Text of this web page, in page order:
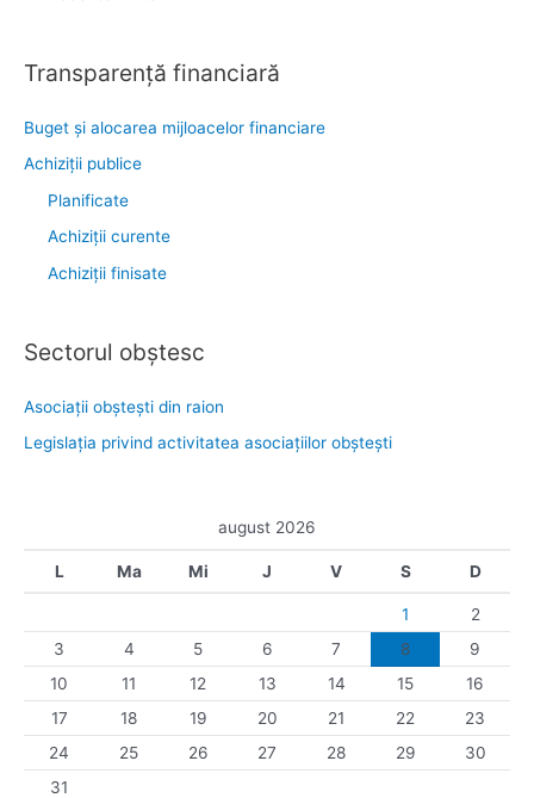
Transparenţă financiară
Buget și alocarea mijloacelor financiare
Achiziţii publice
Planificate
Achiziții curente
Achiziții finisate
Sectorul obştesc
Asociaţii obşteşti din raion
Legislaţia privind activitatea asociaţiilor obşteşti
august 2026
L Ma Mi J V S D
1
2
3
4 5 6 7 8
9
10
11 12 13 14 15
16
17
18 19 20 21 22
23
24
25 26 27 28 29
30
31